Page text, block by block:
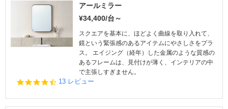
a
t
i
アールミラー
¥34,400/台～
スクエアを基本に、ほどよく曲線を取り入れて、
鏡という緊張感のあるアイテムにやさしさをプラ
ス。 エイジング（経年）した金属のような質感の
あるフレームは、見付けが薄く、インテリアの中
で主張しすぎません。
4.
s
t
13 レビュー